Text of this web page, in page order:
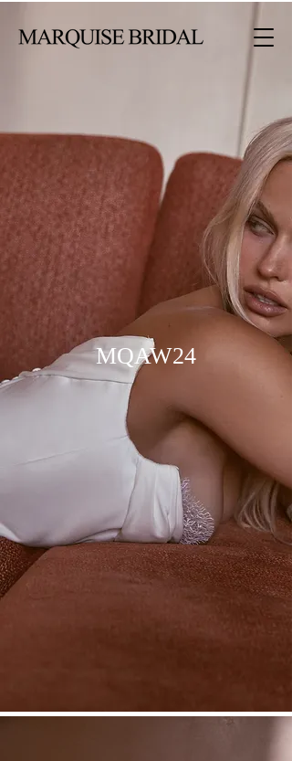
MQAW24